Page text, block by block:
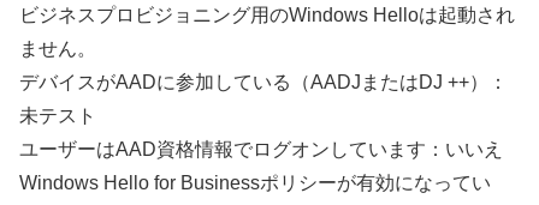
ビジネスプロビジョニング用のWindows Helloは起動され
ません。
デバイスがAADに参加している（AADJまたはDJ ++）：
未テスト
ユーザーはAAD資格情報でログオンしています：いいえ
Windows Hello for Businessポリシーが有効になってい